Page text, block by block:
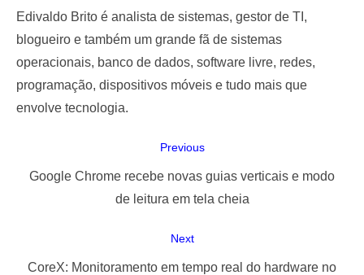
Edivaldo Brito é analista de sistemas, gestor de TI,
blogueiro e também um grande fã de sistemas
operacionais, banco de dados, software livre, redes,
programação, dispositivos móveis e tudo mais que
envolve tecnologia.
de
Previous
Previous
Google Chrome recebe novas guias verticais e modo
de leitura em tela cheia
Next
Next
CoreX: Monitoramento em tempo real do hardware no